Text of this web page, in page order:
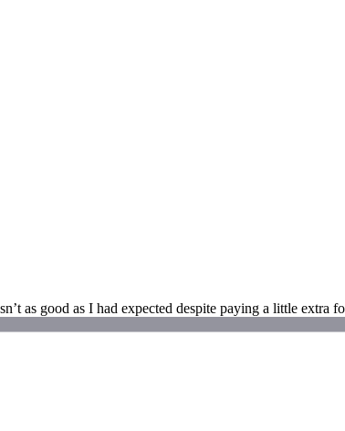
as good as I had expected despite paying a little extra